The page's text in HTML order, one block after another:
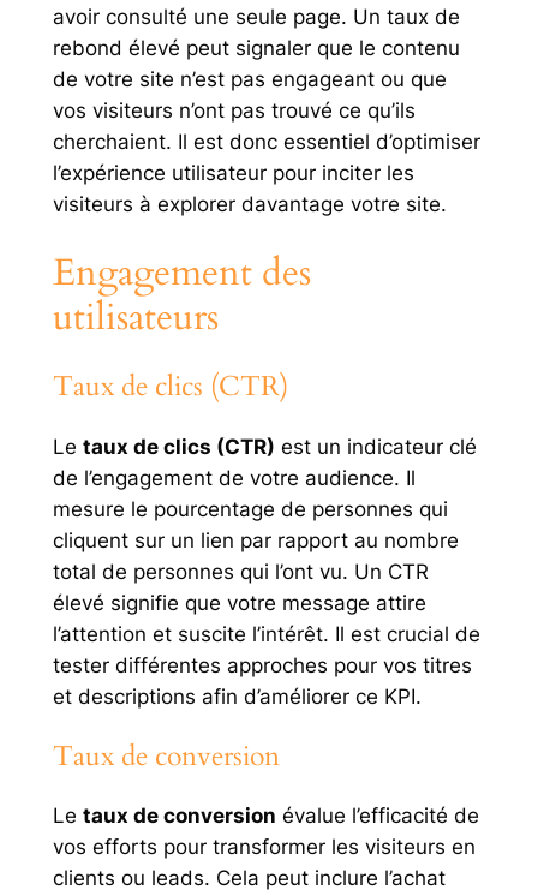
avoir consulté une seule page. Un taux de
rebond élevé peut signaler que le contenu
de votre site n’est pas engageant ou que
vos visiteurs n’ont pas trouvé ce qu’ils
cherchaient. Il est donc essentiel d’optimiser
l’expérience utilisateur pour inciter les
visiteurs à explorer davantage votre site.
Engagement des
utilisateurs
Taux de clics (CTR)
Le taux de clics (CTR) est un indicateur clé
de l’engagement de votre audience. Il
mesure le pourcentage de personnes qui
cliquent sur un lien par rapport au nombre
total de personnes qui l’ont vu. Un CTR
élevé signifie que votre message attire
l’attention et suscite l’intérêt. Il est crucial de
tester différentes approches pour vos titres
et descriptions afin d’améliorer ce KPI.
Taux de conversion
Le taux de conversion évalue l’efficacité de
vos efforts pour transformer les visiteurs en
clients ou leads. Cela peut inclure l’achat